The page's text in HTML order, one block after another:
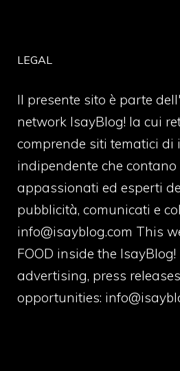
LEGAL
Il presente sito è parte
network IsayBlog! la cui
comprende siti tematici di
indipendente che
appassionati ed esperti
pubblicità, comunicati e
info@isayblog.com This
FOOD inside the
advertising, press
opportunities: